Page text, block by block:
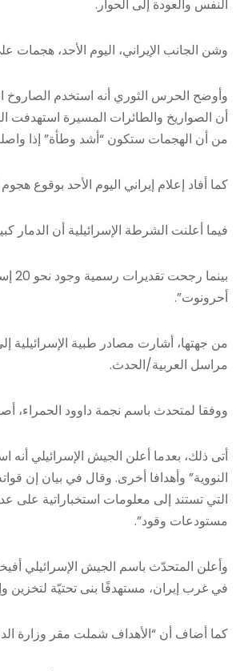
النفس والعودة إلى الحوار.
وشن الجانب الإيراني، اليوم الأحد،
وأوضح الحرس الثوري أنه استخدم الصاروخ
أن الصواريخ والطائرات المسيرة استهدفت
من أن الهجمات ستكون “أشد وطأة” إذا
كما أفاد إعلام إيراني اليوم الأحد بوقوع
فيما أعلنت الشرطة الإسرائيلية أن الدمار
أحرونوت”.
مراسل العربية/الحدث.
ووفقا لمتحدث باسم نجمة داوود الحمراء، أصيب 100 آخرون في هجوم صاروخي “في المنطقة الوسطى”، و 37 شخصا في
أتى ذلك، بعدما أعلن الجيش الإسرائيلي أنه
التي تستند إلى معلومات استخباراتية على
مستودعات وقود”.
وأعلن المتحدّث باسم الجيش الإسرائيلي
في غرب ​إيران​، مستهدفًا بنى تحتيّة لتخزين
كما أضاف أن “الأهداف شملت مقر وزارة